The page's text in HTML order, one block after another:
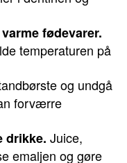
fødevarer.
temperaturen på
og undgå
forværre
drikke. Juice,
emaljen og gøre